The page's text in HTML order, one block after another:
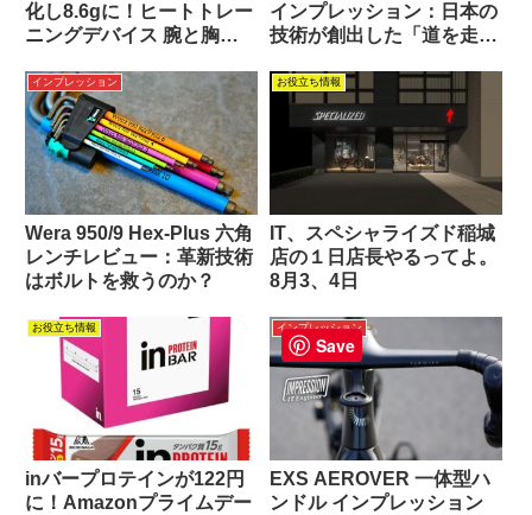
化し8.6gに！ヒートトレー
ニングデバイス 腕と胸に
インプレッション：日本の
技術が創出した「道を走
インプレッション
Wera 950/9 Hex-Plus 六角
レンチレビュー：革新技術
はボルトを救うのか？
お役立ち情報
IT、スペシャライズド稲城
店の１日店長やるってよ。
8月3、4日
お役立ち情報
inバープロテインが122円
に！Amazonプライムデー
インプレッション
EXS AEROVER 一体型ハ
ンドル インプレッション
Save